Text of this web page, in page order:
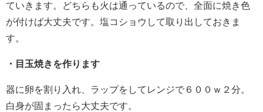
ていきます。どちらも火は通っているので、全面に焼き色
が付けば大丈夫です。塩コショウして取り出しておきま
す。
・目玉焼きを作ります
器に卵を割り入れ、ラップをしてレンジで６００ｗ２分。
白身が固まったら大丈夫です。